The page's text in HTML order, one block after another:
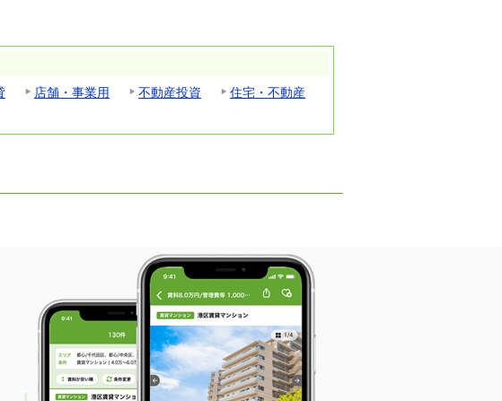
店舗・事業用 不動産投資
住宅・不動産